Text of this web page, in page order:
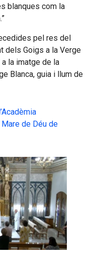
blanques com la
pel res del
dels Goigs a la Verge
a la imatge de la
Blanca, guia i llum de
de Déu de